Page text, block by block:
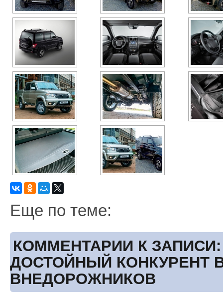
Еще по теме:
КОММЕНТАРИИ К ЗАПИСИ:
ДОСТОЙНЫЙ КОНКУРЕНТ
ВНЕДОРОЖНИКОВ